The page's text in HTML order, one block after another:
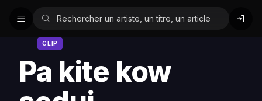
CLIP
Pa kite kow